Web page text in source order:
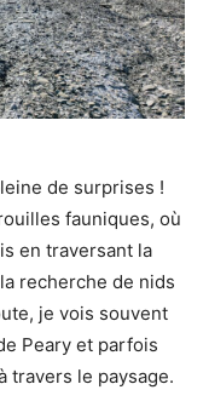
de surprises !
fauniques, où
en traversant la
recherche de nids
je vois souvent
Peary et parfois
travers le paysage.